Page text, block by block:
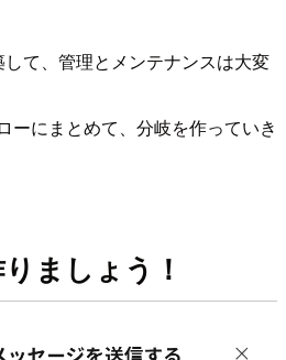
て、管理とメンテナンスは大変
ーにまとめて、分岐を作っていき
ましょう！